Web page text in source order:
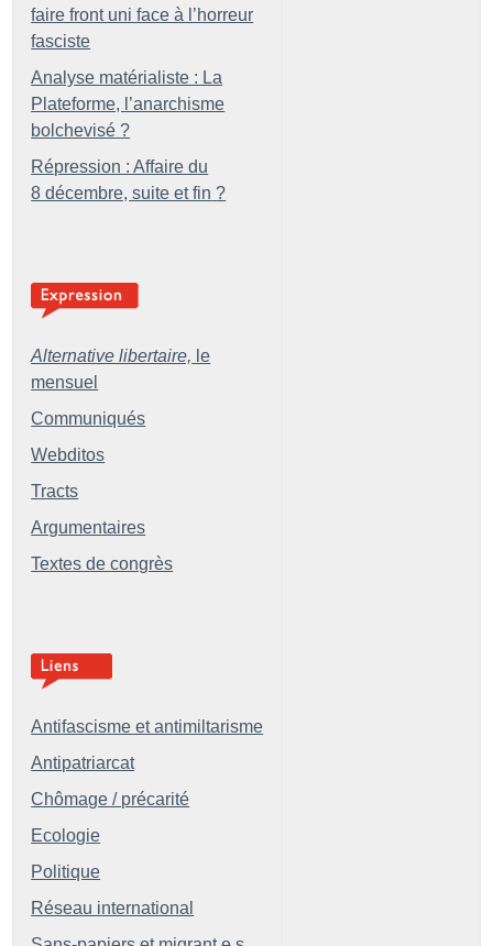
faire front uni face à l’horreur
fasciste
Analyse matérialiste : La
Plateforme, l’anarchisme
bolchevisé ?
Répression : Affaire du
8 décembre, suite et fin ?
Alternative libertaire, le
mensuel
Communiqués
Webditos
Tracts
Argumentaires
Textes de congrès
Antifascisme et antimiltarisme
Antipatriarcat
Chômage / précarité
Ecologie
Politique
Réseau international